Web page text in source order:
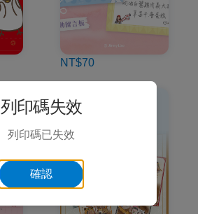
NT$70
神明便利商店
招財喵小卡盲抽
列印碼失效
列印碼已失效
確認